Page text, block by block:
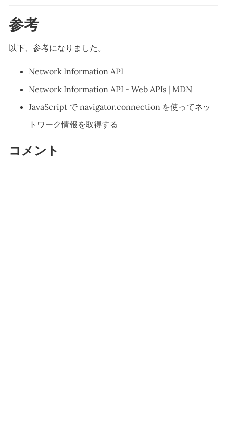
参考
以下、参考になりました。
Network Information API
Network Information API - Web APIs | MDN
JavaScript で navigator.connection を使ってネッ
トワーク情報を取得する
コメント